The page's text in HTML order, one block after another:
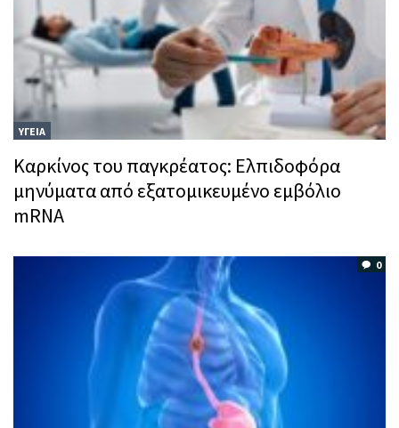
ΥΓΕΙΑ
Καρκίνος του παγκρέατος: Ελπιδοφόρα
μηνύματα από εξατομικευμένο εμβόλιο
mRNA
0